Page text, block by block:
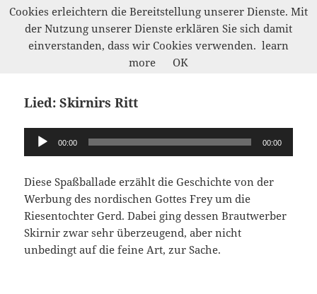
Werkelwald
Lied: Skirnirs Ritt
Audio-
Player
00:00 00:00
Diese Spaßballade erzählt die Geschichte von der
Werbung des nordischen Gottes Frey um die
Riesentochter Gerd. Dabei ging dessen Brautwerber
Skirnir zwar sehr überzeugend, aber nicht
unbedingt auf die feine Art, zur Sache.
Cookies erleichtern die Bereitstellung unserer Dienste. Mit
der Nutzung unserer Dienste erklären Sie sich damit
einverstanden, dass wir Cookies verwenden. learn
more
OK